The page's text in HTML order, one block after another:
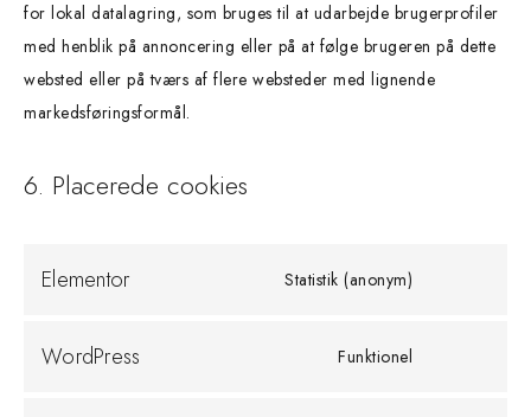
for lokal datalagring, som bruges til at udarbejde brugerprofiler
med henblik på annoncering eller på at følge brugeren på dette
websted eller på tværs af flere websteder med lignende
markedsføringsformål.
6. Placerede cookies
Elementor Statistik (anonym)
WordPress Funktionel